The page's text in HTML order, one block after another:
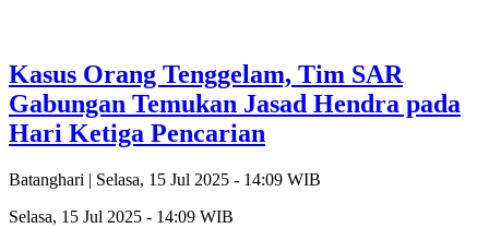
Kasus Orang Tenggelam, Tim SAR
Gabungan Temukan Jasad Hendra pada
Hari Ketiga Pencarian
Batanghari | Selasa, 15 Jul 2025 - 14:09 WIB
Selasa, 15 Jul 2025 - 14:09 WIB